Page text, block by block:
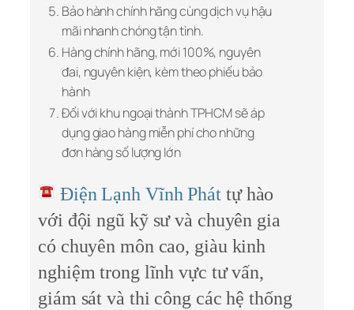
Bảo hành chính hãng cùng dịch vụ hậu
mãi nhanh chóng tận tình.
Hàng chính hãng, mới 100%, nguyên
đai, nguyên kiện, kèm theo phiếu bảo
hành
Đối với khu ngoại thành TPHCM sẽ áp
dụng giao hàng miễn phí cho những
đơn hàng số lượng lớn
Điện Lạnh Vĩnh Phát tự hào
với đội ngũ kỹ sư và chuyên gia
có chuyên môn cao, giàu kinh
nghiệm trong lĩnh vực tư vấn,
giám sát và thi công các hệ thống